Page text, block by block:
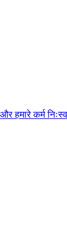
कर्म